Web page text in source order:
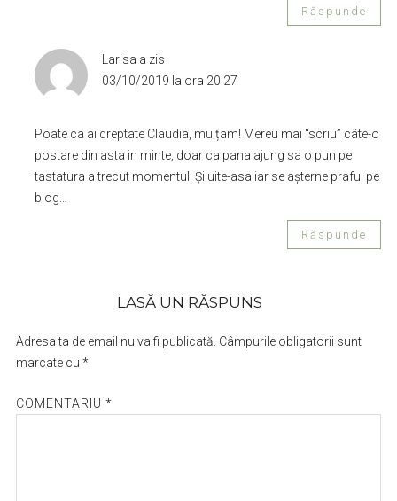
Răspunde
Larisa a zis
03/10/2019 la ora 20:27
Poate ca ai dreptate Claudia, mulțam! Mereu mai “scriu” câte-o
postare din asta in minte, doar ca pana ajung sa o pun pe
tastatura a trecut momentul. Și uite-asa iar se așterne praful pe
blog…
Răspunde
LASĂ UN RĂSPUNS
Adresa ta de email nu va fi publicată. Câmpurile obligatorii sunt
marcate cu *
COMENTARIU *